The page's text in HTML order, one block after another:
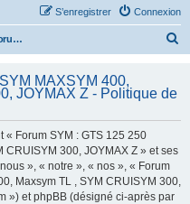
Connexion
S’enregistrer
Bienvenue sur le forum des scooters de la gamme SYM
e
h
MAXSYM 400,
JOYMAX Z - Politique de
Forum SYM : GTS 125 250
CRUISYM 300, JOYMAX Z » et ses
», « notre », « nos », « Forum
Maxsym TL , SYM CRUISYM 300,
») et phpBB (désigné ci-après par